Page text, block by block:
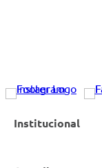
Institucional